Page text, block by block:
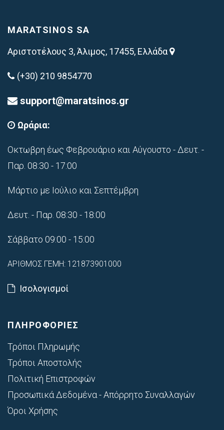
MARATSINOS SA
Αριστοτέλους 3, Άλιμος, 17455, Ελλάδα
(+30) 210 9854770
support@maratsinos.gr
Ωράρια:
Οκτωβρη έως Φεβρουάριο και Αύγουστο - Δευτ. -
Παρ. 08:30 - 17:00
Μάρτιο με Ιούλιο και Σεπτέμβρη
Δευτ. - Παρ. 08:30 - 18:00
Σάββατο 09:00 - 15:00
ΑΡΙΘΜΟΣ ΓΕΜΗ: 121873901000
Ισολογισμοί
ΠΛΗΡΟΦΟΡΙΕΣ
Τρόποι Πληρωμής
Τρόποι Αποστολής
Πολιτική Επιστροφών
Προσωπικά Δεδομένα - Απόρρητο Συναλλαγών
Όροι Χρήσης